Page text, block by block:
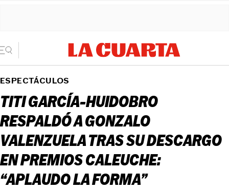
ESPECTÁCULOS
TITI GARCÍA-HUIDOBRO
RESPALDÓ A GONZALO
VALENZUELA TRAS SU DESCARGO
EN PREMIOS CALEUCHE:
“APLAUDO LA FORMA”